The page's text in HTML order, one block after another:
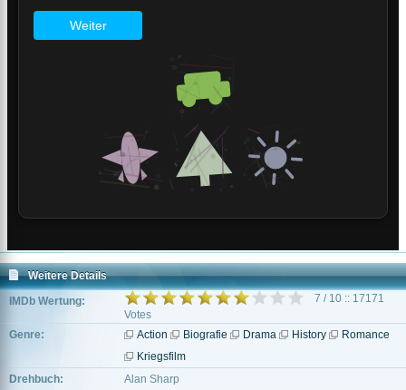
Weitere Details
IMDb Wertung:
7 / 10 :: 17171
Votes
Genre:
Action Biografie Drama History
Romance
Kriegsfilm
Drehbuch:
Alan Sharp